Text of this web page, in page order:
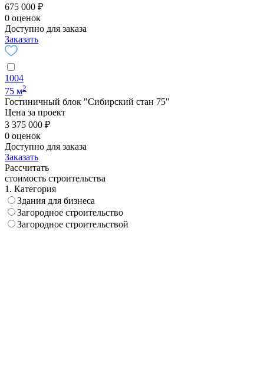
675 000 ₽
0 оценок
Доступно для заказа
Заказать
1004
75 м2
Гостиничный блок "Сибирский стан 75"
Цена за проект
3 375 000 ₽
0 оценок
Доступно для заказа
Заказать
Рассчитать
стоимость строительства
1. Категория
Здания для бизнеса
Загородное строительство
Загородное строительствой